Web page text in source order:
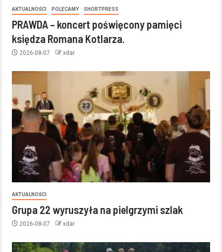
AKTUALNOŚCI POLECAMY SHORTPRESS
PRAWDA – koncert poświęcony pamięci
księdza Romana Kotlarza.
2026-08-07 xdar
AKTUALNOŚCI
Grupa 22 wyruszyła na pielgrzymi szlak
2026-08-07 xdar